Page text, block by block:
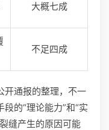
大概七成
不足四成
开通报的整理，不一
的“理论能力”和“实
缝产生的原因可能